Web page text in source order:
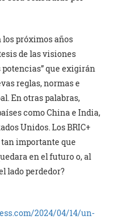
próximos años
de las visiones
que exigirán
reglas, normas e
En otras palabras,
como China e India,
Unidos. Los BRIC+
importante que
en el futuro o, al
lado perdedor?
2024/04/14/un-